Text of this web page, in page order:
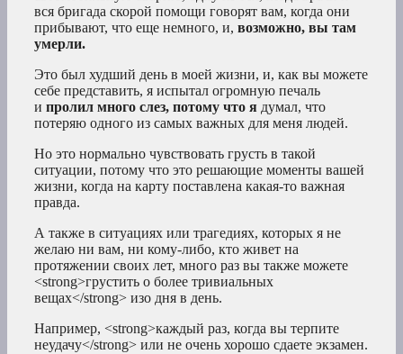
вся бригада скорой помощи говорят вам, когда они
прибывают, что еще немного, и, возможно, вы там
умерли.
Это был худший день в моей жизни, и, как вы можете
себе представить, я испытал огромную печаль
и пролил много слез, потому что я думал, что
потеряю одного из самых важных для меня людей.
Но это нормально чувствовать грусть в такой
ситуации, потому что это решающие моменты вашей
жизни, когда на карту поставлена какая-то важная
правда.
А также в ситуациях или трагедиях, которых я не
желаю ни вам, ни кому-либо, кто живет на
протяжении своих лет, много раз вы также можете
<strong>грустить о более тривиальных
вещах</strong> изо дня в день.
Например, <strong>каждый раз, когда вы терпите
неудачу</strong> или не очень хорошо сдаете экзамен.